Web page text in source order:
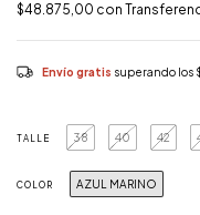
$48.875,00 con
Envío gratis superando los
TALLE 38 40 42
COLOR AZUL MARINO